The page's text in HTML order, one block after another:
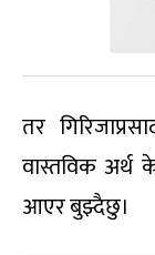
तर
वास्तविक अर्थ
आएर बुझ्दैछु।